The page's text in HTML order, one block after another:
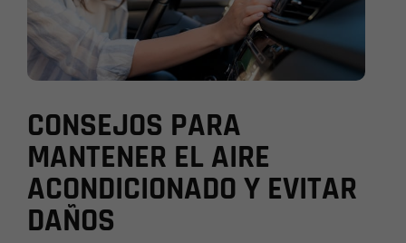
CONSEJOS PARA
MANTENER EL AIRE
ACONDICIONADO Y EVITAR
DAÑOS